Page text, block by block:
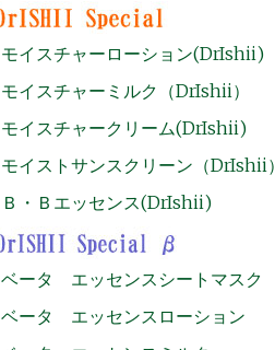
モイスチャーローション(DrIshii)
モイスチャーミルク（DrIshii）
モイスチャークリーム(DrIshii)
モイストサンスクリーン（DrIshii）
Ｂ・Ｂエッセンス(DrIshii)
ベータ エッセンスシートマスク
ベータ エッセンスローション